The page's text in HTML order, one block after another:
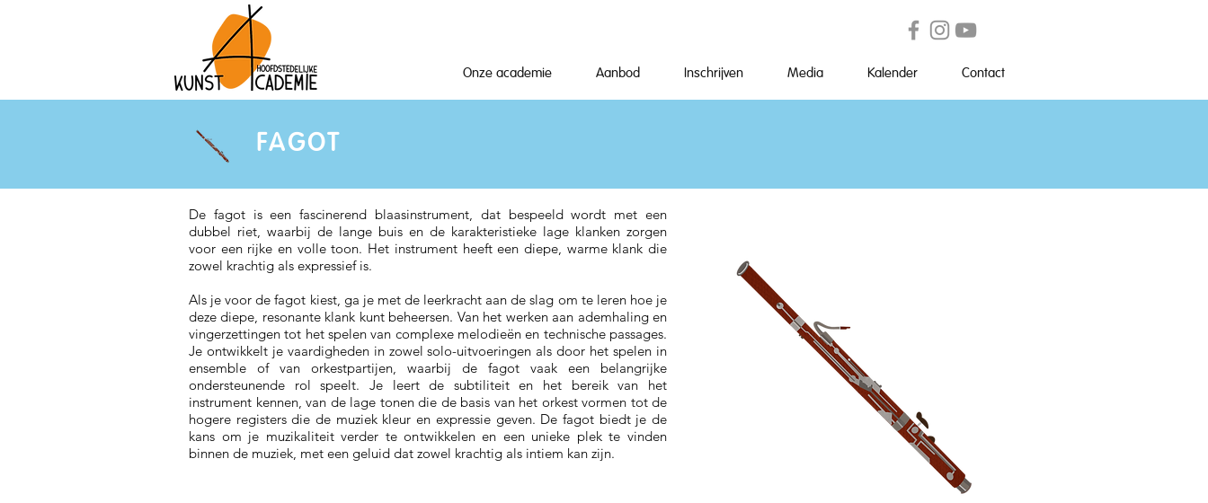
Onze academie Aanbod Inschrijven Media Kalender Contact
FAGOT
De fagot is een fascinerend blaasinstrument, dat bespeeld wordt met een
dubbel riet, waarbij de lange buis en de karakteristieke lage klanken zorgen
voor een rijke en volle toon. Het instrument heeft een diepe, warme klank die
zowel krachtig als expressief is.
Als je voor de fagot kiest, ga je met de leerkracht aan de slag om te leren hoe je
deze diepe, resonante klank kunt beheersen. Van het werken aan ademhaling en
vingerzettingen tot het spelen van complexe melodieën en technische passages.
Je ontwikkelt je vaardigheden in zowel solo-uitvoeringen als door het spelen in
ensemble of van orkestpartijen, waarbij de fagot vaak een belangrijke
ondersteunende rol speelt. Je leert de subtiliteit en het bereik van het
instrument kennen, van de lage tonen die de basis van het orkest vormen tot de
hogere registers die de muziek kleur en expressie geven. De fagot biedt je de
kans om je muzikaliteit verder te ontwikkelen en een unieke plek te vinden
binnen de muziek, met een geluid dat zowel krachtig als intiem kan zijn.